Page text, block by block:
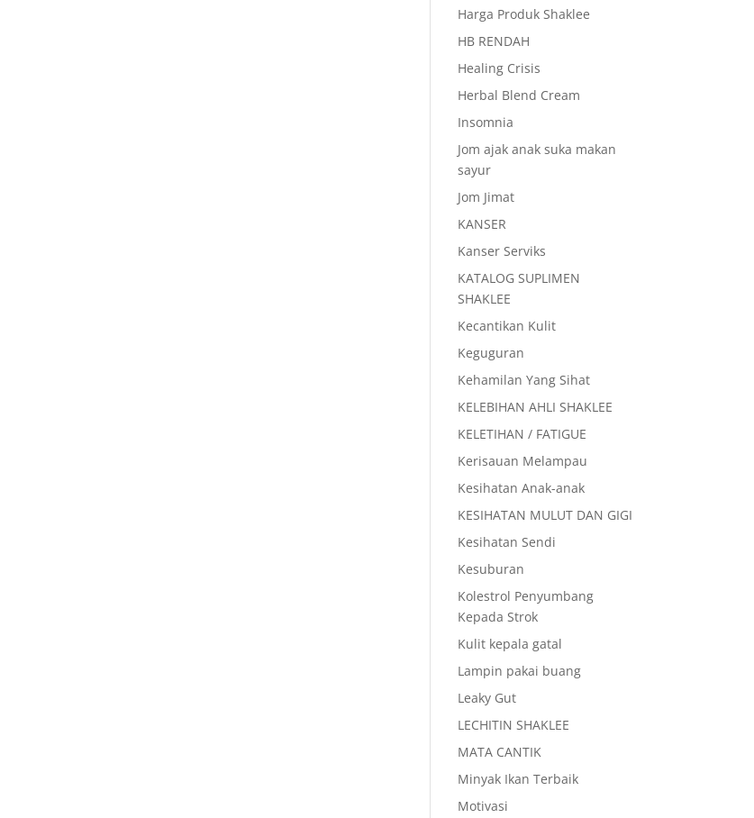
Harga Produk Shaklee
HB RENDAH
Healing Crisis
Herbal Blend Cream
Insomnia
Jom ajak anak suka makan
sayur
Jom Jimat
KANSER
Kanser Serviks
KATALOG SUPLIMEN
SHAKLEE
Kecantikan Kulit
Keguguran
Kehamilan Yang Sihat
KELEBIHAN AHLI SHAKLEE
KELETIHAN / FATIGUE
Kerisauan Melampau
Kesihatan Anak-anak
KESIHATAN MULUT DAN GIGI
Kesihatan Sendi
Kesuburan
Kolestrol Penyumbang
Kepada Strok
Kulit kepala gatal
Lampin pakai buang
Leaky Gut
LECHITIN SHAKLEE
MATA CANTIK
Minyak Ikan Terbaik
Motivasi